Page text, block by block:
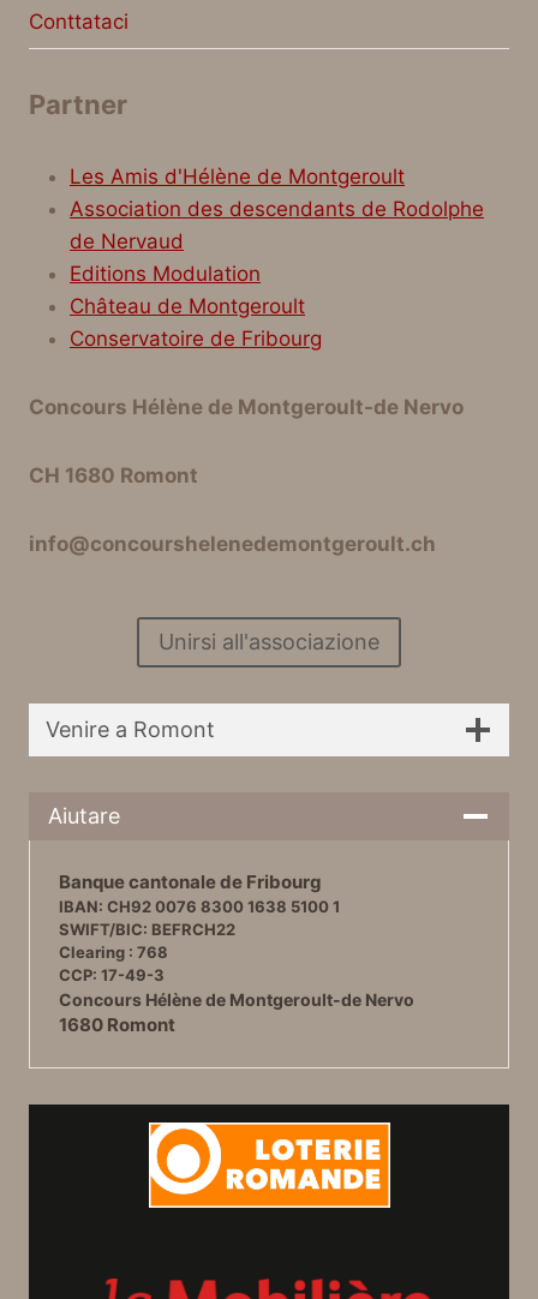
Conttataci
Partner
Les Amis d'Hélène de Montgeroult
Association des descendants de Rodolphe
de Nervaud
Editions Modulation
Château de Montgeroult
Conservatoire de Fribourg
Concours Hélène de Montgeroult-de Nervo
CH 1680 Romont
info@concourshelenedemontgeroult.ch
Unirsi all'associazione
Venire a Romont
Aiutare
Banque cantonale de Fribourg
IBAN: CH92 0076 8300 1638 5100 1
SWIFT/BIC: BEFRCH22
Clearing : 768
CCP: 17-49-3
Concours Hélène de Montgeroult-de Nervo
1680 Romont